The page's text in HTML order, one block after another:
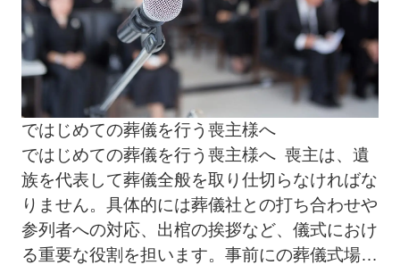
ではじめての葬儀を行う喪主様へ
ではじめての葬儀を行う喪主様へ 喪主は、遺
族を代表して葬儀全般を取り仕切らなければな
りません。具体的には葬儀社との打ち合わせや
参列者への対応、出棺の挨拶など、儀式におけ
る重要な役割を担います。事前にの葬儀式場…